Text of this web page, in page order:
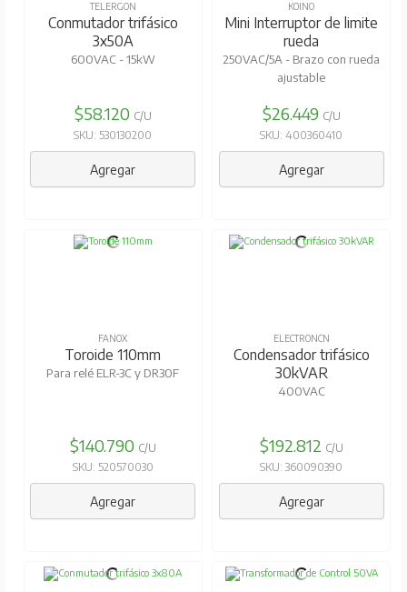
TELERGON
Conmutador trifásico
3x50A
600VAC - 15kW
$58.120 C/U
SKU: 530130200
Agregar
KOINO
Mini Interruptor de limite
rueda
250VAC/5A - Brazo con rueda
ajustable
$26.449 C/U
SKU: 400360410
Agregar
FANOX
Toroide 110mm
Para relé ELR-3C y DR30F
$140.790 C/U
SKU: 520570030
Agregar
ELECTRONCN
Condensador trifásico
30kVAR
400VAC
$192.812 C/U
SKU: 360090390
Agregar